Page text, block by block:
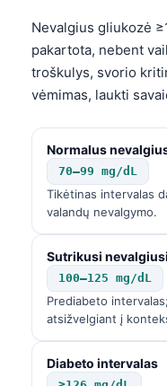
Nevalgius gliukozė
pakartota, nebent
troškulys, svorio
vėmimas, laukti
Normalus
70–99 mg/dL
Tikėtinas intervalas
valandų nevalgymo.
Sutrikusi
100–125 mg/dL
Prediabeto
atsižvelgiant į
Diabeto intervalas